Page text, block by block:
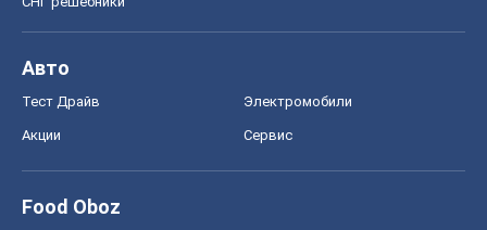
Авто
Тест Драйв Электромобили
Акции Сервис
Food Oboz